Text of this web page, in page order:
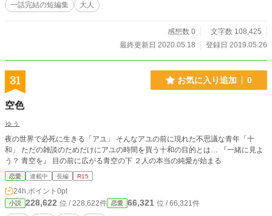
一話完結の短編集
大人
感想数 0
文字数 108,425
最終更新日 2020.05.18
登録日 2019.05.26
31 お気に入り追加 0
空色
ゅぅ
夜の世界で必死に生きる「アユ」 そんなアユの前に現れた不思議な青年「十
和」 ただの雑談のためだけにアユの時間を買う十和の目的とは… 『一緒に見よ
う？ 青空を』 目の前に広がる青空の下 ２人の本当の純愛が始まる
恋愛 連載中 長編 R15
24h.ポイント 0pt
小説 228,622 位 / 228,622件 恋愛 66,321 位 / 66,321件